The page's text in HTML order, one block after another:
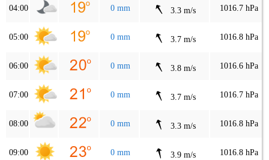
04:00 0 mm 3.3 m/s 1016.7 hPa
05:00 0 mm 3.7 m/s 1016.8 hPa
06:00 0 mm 3.8 m/s 1016.6 hPa
07:00 0 mm 3.7 m/s 1016.7 hPa
08:00 0 mm 3.3 m/s 1016.8 hPa
09:00 0 mm 3.9 m/s 1016.8 hPa